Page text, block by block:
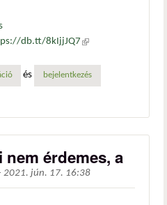
db.tt/8kIjjJQ7 (külső
és bejelentkezés
nem érdemes, a
2021. jún. 17. 16:38